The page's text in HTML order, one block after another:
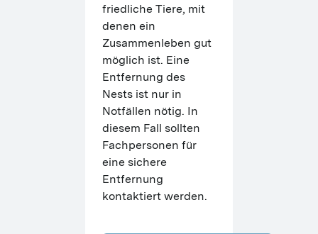
friedliche Tiere, mit
denen ein
Zusammenleben gut
möglich ist. Eine
Entfernung des
Nests ist nur in
Notfällen nötig. In
diesem Fall sollten
Fachpersonen für
eine sichere
Entfernung
kontaktiert werden.